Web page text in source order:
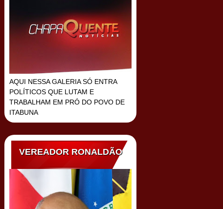
AQUI NESSA GALERIA SÓ ENTRA
POLÍTICOS QUE LUTAM E
TRABALHAM EM PRÓ DO POVO DE
ITABUNA
VEREADOR RONALDÃO